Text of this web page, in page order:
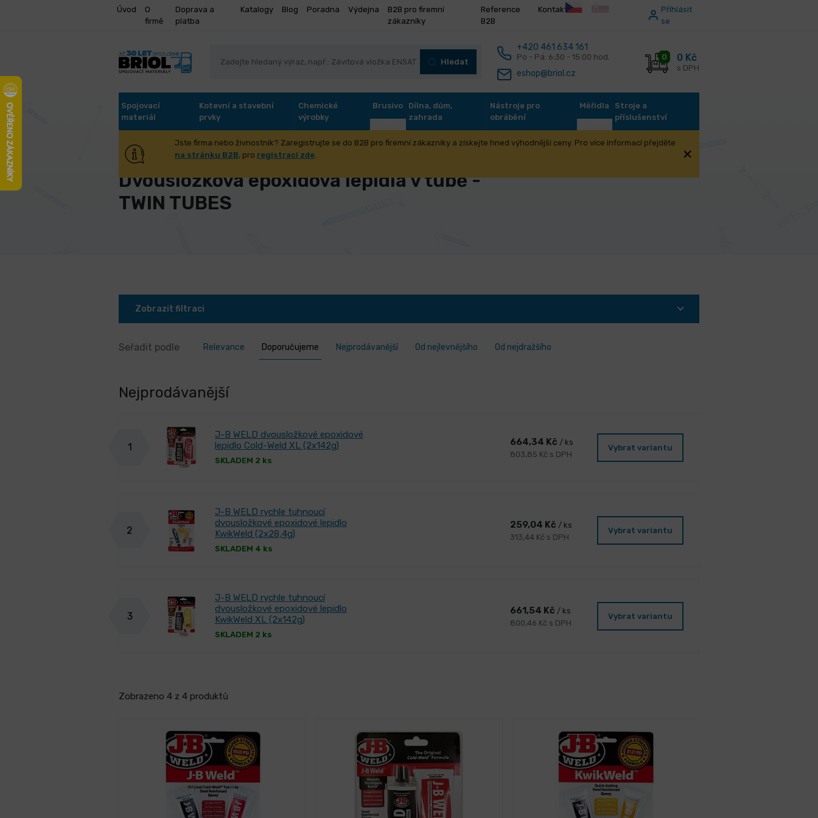
Úvod
O
firmě
Doprava a
platba
Katalogy Blog Poradna Výdejna
B2B pro firemní
zákazníky
Reference
B2B
Kontakt
Příhlásit
se
Hledat
+420 461 634 161
Po - Pá: 6:30 - 15:00 hod.
eshop@briol.cz
0 0 Kč
s DPH
Spojovací
materiál
Kotevní a stavební
prvky
Chemické
výrobky
Brusivo
Dílna, dům,
zahrada
Nástroje pro
obrábění
Měřidla
Stroje a
příslušenství
Jste firma nebo živnostník? Zaregistrujte se do B2B pro firemní zákazníky a získejte hned výhodnější ceny. Pro více informací přejděte
na stránku B2B, pro registraci zde.
Úvod Chemické výrobky Dvousložková epoxidová lepidla J-B WELD
Dvousložková epoxidová lepidla v tubě -
TWIN TUBES
Zobrazit filtraci
Seřadit podle Relevance Doporučujeme Nejprodávanější Od nejlevnějšího Od nejdražšího
Nejprodávanější
1
J-B WELD dvousložkové epoxidové
lepidlo Cold-Weld XL (2x142g)
SKLADEM 2 ks
664,34 Kč / ks
803,85 Kč s DPH
Vybrat variantu
2
J-B WELD rychle tuhnoucí
dvousložkové epoxidové lepidlo
KwikWeld (2x28,4g)
SKLADEM 4 ks
259,04 Kč / ks
313,44 Kč s DPH
Vybrat variantu
3
J-B WELD rychle tuhnoucí
dvousložkové epoxidové lepidlo
KwikWeld XL (2x142g)
SKLADEM 2 ks
661,54 Kč / ks
800,46 Kč s DPH
Vybrat variantu
Zobrazeno 4 z 4 produktů